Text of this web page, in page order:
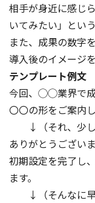
相手が身近に感じ
いてみたい」とい
また、成果の数字
導入後のイメージ
テンプレート例文
今回、◯◯業界で成
〇〇の形をご案内
↓（それ、少し
ありがとうござい
初期設定を完了し
ます。
↓（そんなに早